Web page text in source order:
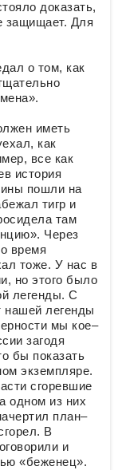
доказать,
защищает. Для
о том, как
иметь
как
все как
история
пошли на
тигр и
там
Через
время
тоже. У нас в
но этого было
легенды. С
нашей легенды
мы кое–
загодя
бы показать
экземпляре.
сгоревшие
одном из них
план–
В
и
«беженец».